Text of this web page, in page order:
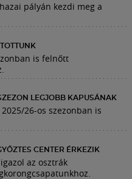
pályán kezdi meg a
is felnőtt
LEGJOBB KAPUSÁNAK
26-os szezonban is
CENTER ÉRKEZIK
az osztrák